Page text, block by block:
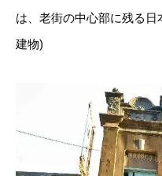
は、老街の中心部に残る
建物)